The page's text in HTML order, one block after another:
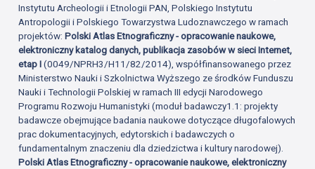
Instytutu Archeologii i Etnologii PAN, Polskiego Instytutu
Antropologii i Polskiego Towarzystwa Ludoznawczego w ramach
projektów:Polski Atlas Etnograficzny - opracowanie naukowe,
elektroniczny katalog danych, publikacja zasobów w sieci Internet,
etap I(0049/NPRH3/H11/82/2014), współfinansowanego przez
Ministerstwo Nauki i Szkolnictwa Wyższego ze środków Funduszu
Nauki i Technologii Polskiej w ramach III edycji Narodowego
Programu Rozwoju Humanistyki (moduł badawczy1.1: projekty
badawcze obejmujące badania naukowe dotyczące długofalowych
prac dokumentacyjnych, edytorskich i badawczych o
fundamentalnym znaczeniu dla dziedzictwa i kultury narodowej).
Polski Atlas Etnograficzny - opracowanie naukowe, elektroniczny